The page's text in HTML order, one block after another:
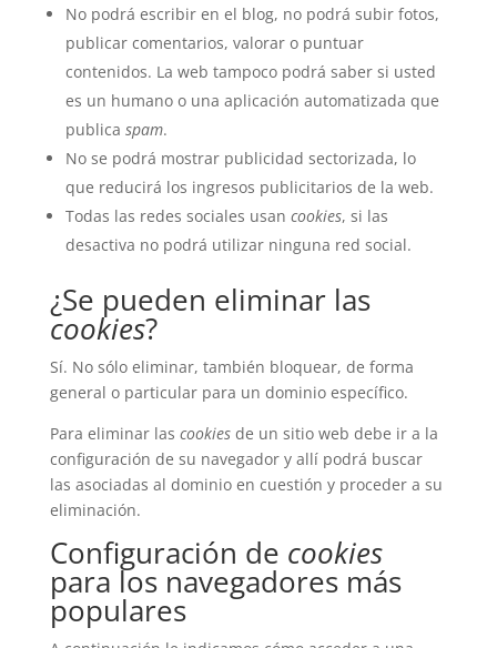
No podrá escribir en el blog, no podrá subir fotos,
publicar comentarios, valorar o puntuar
contenidos. La web tampoco podrá saber si usted
es un humano o una aplicación automatizada que
publica spam.
No se podrá mostrar publicidad sectorizada, lo
que reducirá los ingresos publicitarios de la web.
Todas las redes sociales usan cookies, si las
desactiva no podrá utilizar ninguna red social.
¿Se pueden eliminar las
cookies?
Sí. No sólo eliminar, también bloquear, de forma
general o particular para un dominio específico.
Para eliminar las cookiesde un sitio web debe ir a la
configuración de su navegador y allí podrá buscar
las asociadas al dominio en cuestión y proceder a su
eliminación.
Configuración de cookies
para los navegadores más
populares